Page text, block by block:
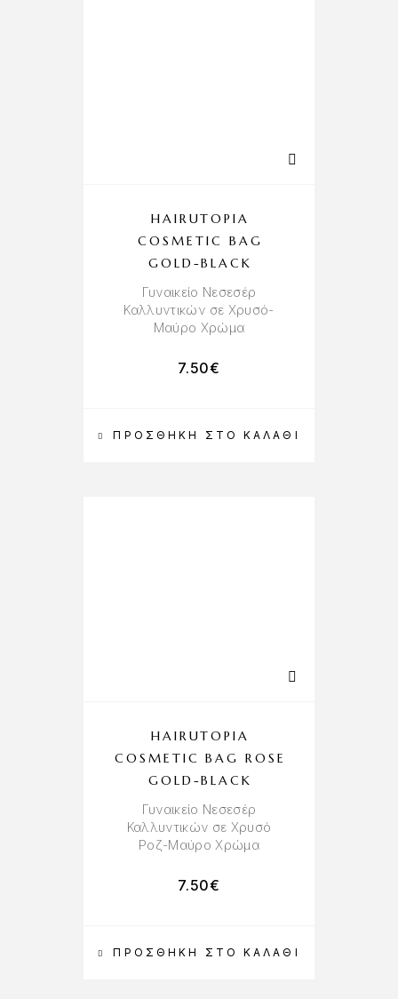
ΠΡΟΣΘΉΚΗ ΣΤΟ ΚΑΛΆΘΙ
HAIRUTOPIA
COSMETIC BAG
GOLD-BLACK
Γυναικείο Νεσεσέρ
Καλλυντικών σε Χρυσό-
Μαύρο Χρώμα
7.50€
ΠΡΟΣΘΉΚΗ ΣΤΟ ΚΑΛΆΘΙ
HAIRUTOPIA
COSMETIC BAG ROSE
GOLD-BLACK
Γυναικείο Νεσεσέρ
Καλλυντικών σε Χρυσό
Ροζ-Μαύρο Χρώμα
7.50€